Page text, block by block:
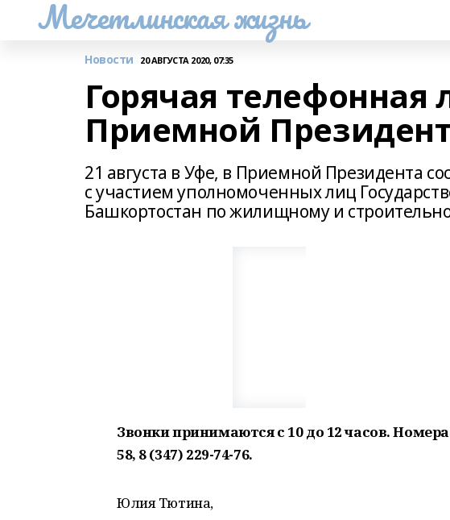
Мечетлинская жизнь
Новости 20 АВГУСТА 2020, 07:35
Горячая телефонная
Приемной
21 августа в Уфе, в Приемной Президента
с участием уполномоченных лиц
Башкортостан по жилищному и
Звонки принимаются с 10 до 12 часов. Номера
58, 8 (347) 229-74-76.
Юлия Тютина,